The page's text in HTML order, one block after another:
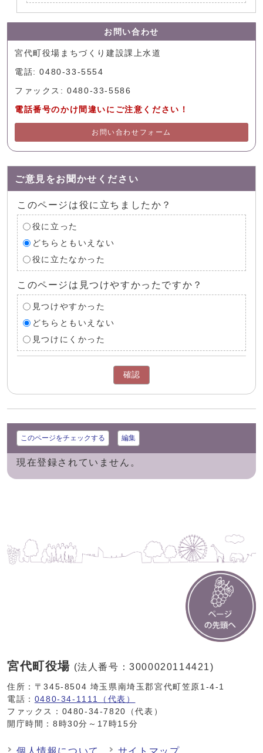
お問い合わせ
宮代町役場まちづくり建設課上水道
電話: 0480-33-5554
ファックス: 0480-33-5586
電話番号のかけ間違いにご注意ください！
お問い合わせフォーム
ご意見をお聞かせください
このページは役に立ちましたか？
役に立った
どちらともいえない
役に立たなかった
このページは見つけやすかったですか？
見つけやすかった
どちらともいえない
見つけにくかった
確認
このページをチェックする 編集
現在登録されていません。
宮代町役場 (法人番号：3000020114421)
住所：〒345-8504 埼玉県南埼玉郡宮代町笠原1-4-1
電話： 0480-34-1111（代表）
ファックス：0480-34-7820（代表）
開庁時間：8時30分～17時15分
個人情報について サイトマップ